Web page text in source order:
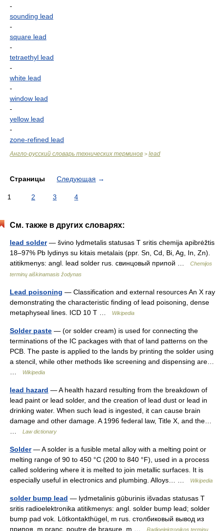
-
sounding lead
-
square lead
-
tetraethyl lead
-
white lead
-
window lead
-
yellow lead
-
zone-refined lead
Англо-русский словарь технических терминов > lead
Страницы Следующая →
1 2 3 4
См. также в других словарях:
lead solder— švino lydmetalis statusas T sritis chemija apibrėžtis
18–97% Pb lydinys su kitais metalais (ppr. Sn, Cd, Bi, Ag, In, Zn).
atitikmenys: angl. lead solder rus. свинцовый припой …
Chemijos
terminų aiškinamasis žodynas
Lead poisoning — Classification and external resources An X ray
demonstrating the characteristic finding of lead poisoning, dense
metaphyseal lines. ICD 10 T …
Wikipedia
Solder paste — (or solder cream) is used for connecting the
terminations of the IC packages with that of land patterns on the
PCB. The paste is applied to the lands by printing the solder using
a stencil, while other methods like screening and dispensing are…
Wikipedia
lead hazard — A health hazard resulting from the breakdown of
lead paint or lead solder, and the creation of lead dust or lead in
drinking water. When such lead is ingested, it can cause brain
damage and other damage. A 1996 federal law, Title X, and the…
Law dictionary
Solder— A solder is a fusible metal alloy with a melting point or
melting range of 90 to 450 °C (200 to 840 °F), used in a process
called soldering where it is melted to join metallic surfaces. It is
especially useful in electronics and plumbing. Alloys… …
Wikipedia
solder bump lead — lydmetalinis gūburinis išvadas statusas T
sritis radioelektronika atitikmenys: angl. solder bump lead; solder
bump pad vok. Lötkontakthügel, m rus. столбиковый вывод из
припоя, m pranc. poutre de brasure, m …
Radioelektronikos terminų